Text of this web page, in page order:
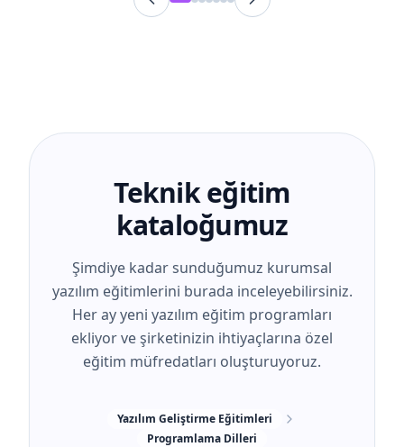
Teknik eğitim
kataloğumuz
Şimdiye kadar sunduğumuz kurumsal
yazılım eğitimlerini burada inceleyebilirsiniz.
Her ay yeni yazılım eğitim programları
ekliyor ve şirketinizin ihtiyaçlarına özel
eğitim müfredatları oluşturuyoruz.
Yazılım Geliştirme Eğitimleri
Programlama Dilleri